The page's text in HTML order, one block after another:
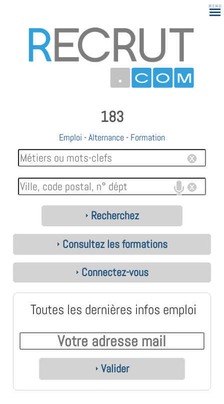
183
Emploi -Alternance - Formation
Recherchez
Consultez les formations
Connectez-vous
Toutes les dernières infos emploi
Valider